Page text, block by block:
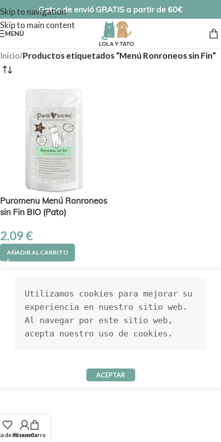
Skip to navigation
Skip to main content
Gatos de envió GRATIS a partir de 60€
MENÚ
Inicio/Productos etiquetados “Menú Ronroneos sin Fin”
Puromenu Menú Ronroneos
sin Fin BIO (Pato)
2,09 €
AÑADIR AL CARRITO
de deseos
Mi cuentaCarro
Utilizamos cookies para mejorar su
experiencia en nuestro sitio web.
Al navegar por este sitio web,
acepta nuestro uso de cookies.
ACEPTAR